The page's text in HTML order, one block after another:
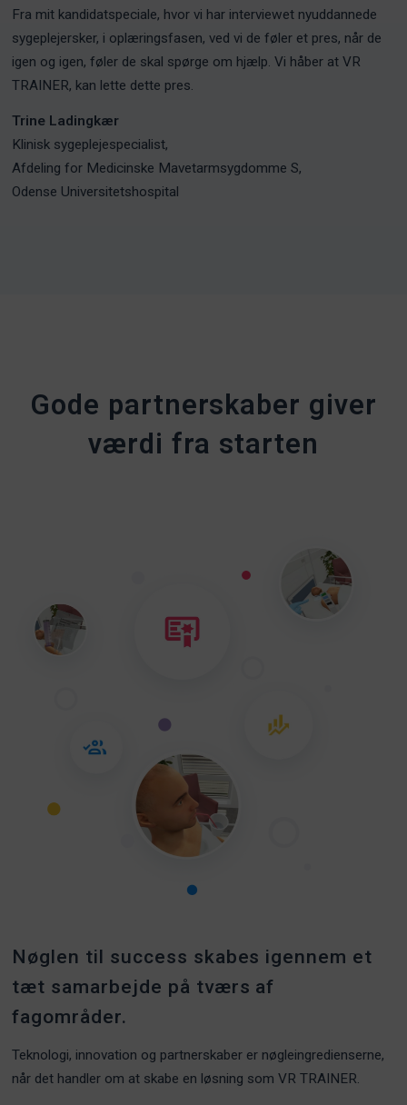
Fra mit kandidatspeciale, hvor vi har interviewet nyuddannede
sygeplejersker, i oplæringsfasen, ved vi de føler et pres, når de
igen og igen, føler de skal spørge om hjælp. Vi håber at VR
TRAINER, kan lette dette pres.
Trine Ladingkær
Klinisk sygeplejespecialist,
Afdeling for Medicinske Mavetarmsygdomme S,
Odense Universitetshospital
Gode partnerskaber giver
værdi fra starten
Nøglen til success skabes igennem et
tæt samarbejde på tværs af
fagområder.
Teknologi, innovation og partnerskaber er nøgleingredienserne,
når det handler om at skabe en løsning som VR TRAINER.